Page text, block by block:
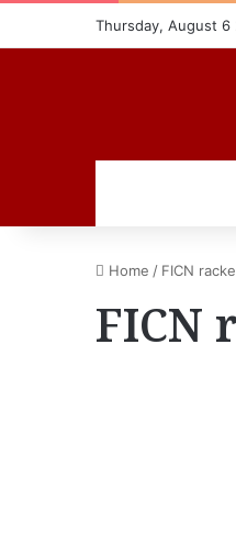
Thursday, August 6
Home / FICN
FICN